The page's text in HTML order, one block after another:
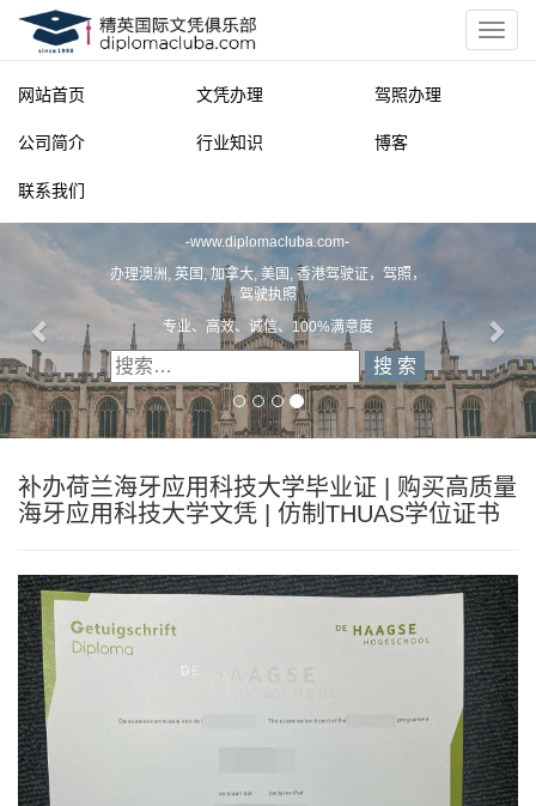
网站首页 文凭办理 驾照办理
公司简介 行业知识 博客
联系我们
-www.diplomacluba.com-
办理澳洲, 英国, 加拿大, 美国, 香港驾驶证，驾照，
驾驶执照
专业、高效、诚信、100%满意度
补办荷兰海牙应用科技大学毕业证 | 购买高质量
海牙应用科技大学文凭 | 仿制THUAS学位证书